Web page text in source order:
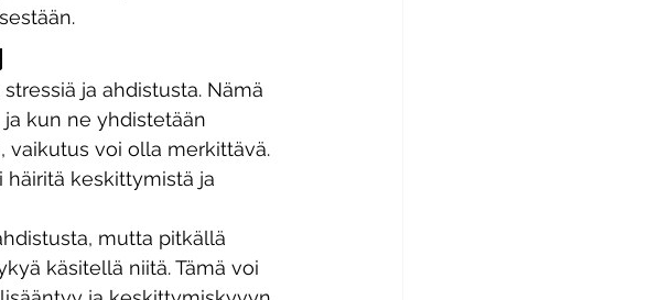
ja ahdistusta. Nämä
kun ne yhdistetään
voi olla merkittävä.
keskittymistä ja
mutta pitkällä
käsitellä niitä. Tämä voi